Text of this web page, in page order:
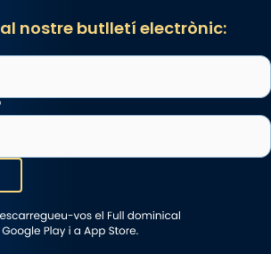
nostre butlletí electrònic: